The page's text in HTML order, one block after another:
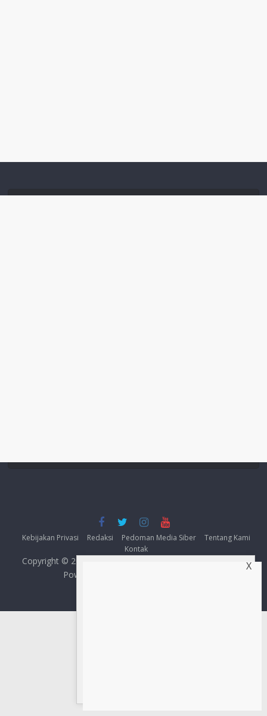
X
Kebijakan Privasi Redaksi Pedoman Media Siber
Tentang Kami
Kontak
Copyright © 2026
Powered by CompasKotaNews.com